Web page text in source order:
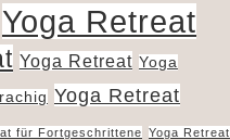
Yoga Retreat
Yoga Retreat Yoga
Yoga Retreat
für Fortgeschrittene Yoga Retreat